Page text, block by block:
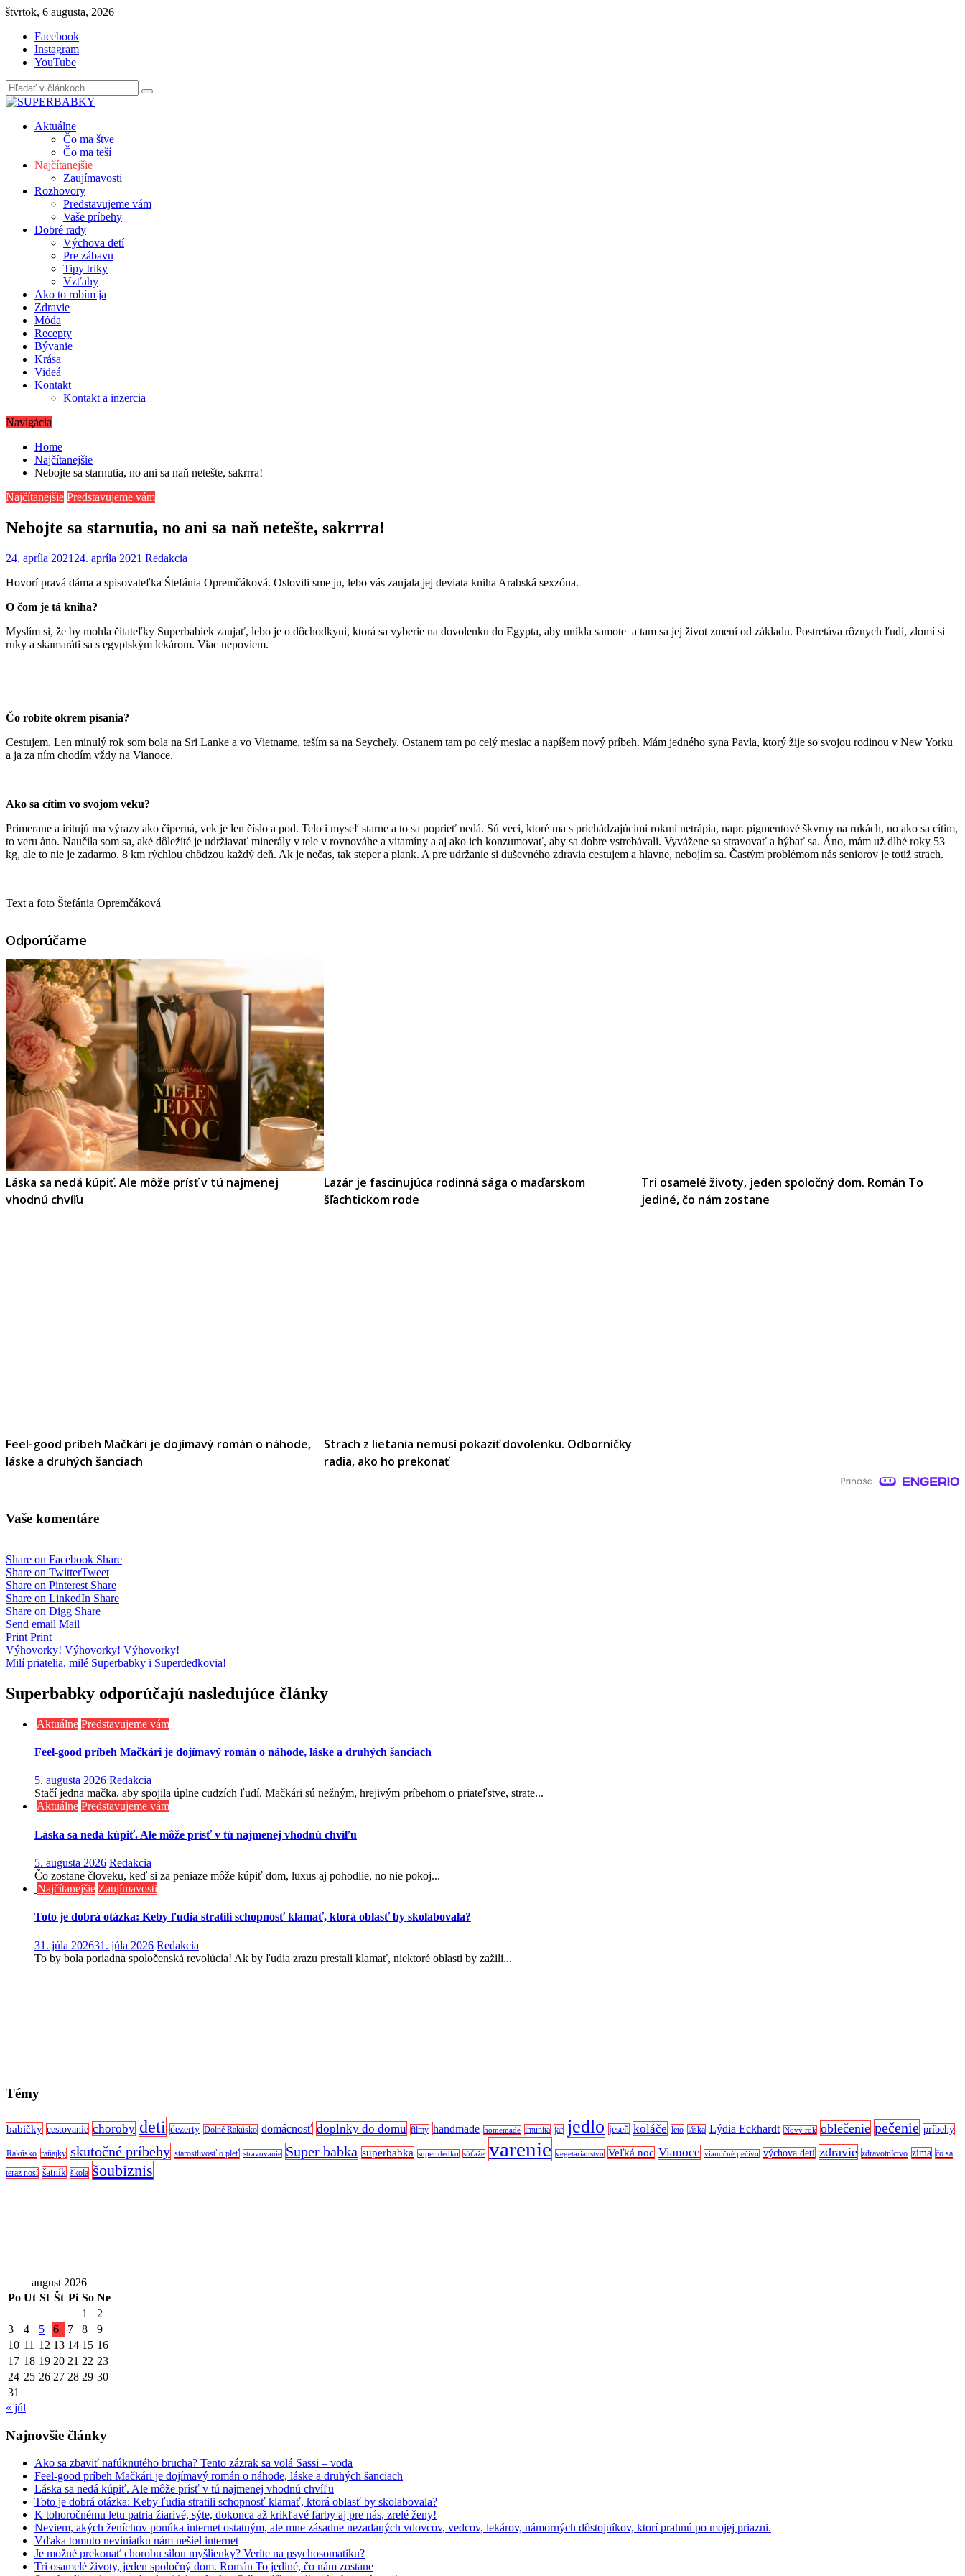
Skip
content
štvrtok, 6 augusta, 2026
Facebook
Instagram
YouTube
Aktuálne
Čo ma štve
Čo ma teší
Najčítanejšie
Zaujímavosti
Rozhovory
Predstavujeme vám
Vaše príbehy
Dobré rady
Výchova detí
Pre zábavu
Tipy triky
Vzťahy
Ako to robím ja
Zdravie
Móda
Recepty
Bývanie
Krása
Videá
Kontakt
Kontakt a inzercia
Navigácia
Home
Najčítanejšie
Nebojte sa starnutia, no ani sa naň netešte, sakrrra!
Najčítanejšie Predstavujeme vám
Nebojte sa starnutia, no ani sa naň netešte, sakrrra!
24. apríla 2021 24. apríla 2021 Redakcia
Hovorí pravá dáma a spisovateľka Štefánia Opremčáková. Oslovili sme ju, lebo vás zaujala jej deviata kniha Arabská sexzóna.
O čom je tá kniha?
Myslím si, že by mohla čitateľky Superbabiek zaujať, lebo je o dôchodkyni, ktorá sa vyberie na dovolenku do Egypta, aby unikla samote a tam sa jej život zmení od základu. Postretáva rôznych ľudí, zlomí si
ruky a skamaráti sa s egyptským lekárom. Viac nepoviem.
Čo robíte okrem písania?
Cestujem. Len minulý rok som bola na Sri Lanke a vo Vietname, teším sa na Seychely. Ostanem tam po celý mesiac a napíšem nový príbeh. Mám jedného syna Pavla, ktorý žije so svojou rodinou v New Yorku
a ja za ním chodím vždy na Vianoce.
Ako sa cítim vo svojom veku?
Primerane a iritujú ma výrazy ako čiperná, vek je len číslo a pod. Telo i myseľ starne a to sa poprieť nedá. Sú veci, ktoré ma s prichádzajúcimi rokmi netrápia, napr. pigmentové škvrny na rukách, no ako sa cítim,
to veru áno. Naučila som sa, aké dôležité je udržiavať minerály v tele v rovnováhe a vitamíny a aj ako ich konzumovať, aby sa dobre vstrebávali. Vyvážene sa stravovať a hýbať sa. Áno, mám už dlhé roky 53
kg, ale to nie je zadarmo. 8 km rýchlou chôdzou každý deň. Ak je nečas, tak steper a plank. A pre udržanie si duševného zdravia cestujem a hlavne, nebojím sa. Častým problémom nás seniorov je totiž strach.
Text a foto Štefánia Opremčáková
Odporúčame
Láska sa nedá kúpiť. Ale môže prísť v tú najmenej
vhodnú chvíľu
Lazár je fascinujúca rodinná sága o maďarskom
šľachtickom rode
Tri osamelé životy, jeden spoločný dom. Román To
jediné, čo nám zostane
Feel-good príbeh Mačkári je dojímavý román o náhode,
láske a druhých šanciach
Strach z lietania nemusí pokaziť dovolenku. Odborníčky
radia, ako ho prekonať
Vaše komentáre
Share on Facebook Share
Share on TwitterTweet
Share on Pinterest Share
Share on LinkedIn Share
Share on Digg Share
Send email Mail
Print Print
Navigácia
v
článku
Výhovorky! Výhovorky! Výhovorky!
Milí priatelia, milé Superbabky i Superdedkovia!
Superbabky odporúčajú nasledujúce články
Aktuálne Predstavujeme vám
Feel-good príbeh Mačkári je dojímavý román o náhode, láske a druhých šanciach
5. augusta 2026 Redakcia
Stačí jedna mačka, aby spojila úplne cudzích ľudí. Mačkári sú nežným, hrejivým príbehom o priateľstve, strate...
Aktuálne Predstavujeme vám
Láska sa nedá kúpiť. Ale môže prísť v tú najmenej vhodnú chvíľu
5. augusta 2026 Redakcia
Čo zostane človeku, keď si za peniaze môže kúpiť dom, luxus aj pohodlie, no nie pokoj...
Najčítanejšie Zaujímavosti
Toto je dobrá otázka: Keby ľudia stratili schopnosť klamať, ktorá oblasť by skolabovala?
31. júla 202631. júla 2026 Redakcia
To by bola poriadna spoločenská revolúcia! Ak by ľudia zrazu prestali klamať, niektoré oblasti by zažili...
Témy
babičky cestovanie choroby deti dezerty Dolné Rakúsko domácnosť doplnky do domu filmy handmade homemade imunita jar jedlo jeseň koláče leto láska Lýdia Eckhardt Nový rok oblečenie pečenie príbehy
Rakúsko raňajky skutočné príbehy starostlivosť o pleť stravovanie Super babka superbabka super dedko súťaže varenie vegetariánstvo Veľká noc Vianoce vianočné pečivo výchova detí zdravie zdravotníctvo zima čo sa
teraz nosí šatník škola šoubiznis
august 2026
Po Ut St Št Pi So Ne
1
2
3
4 5 6 7 8
9
10 11 12 13 14 15 16
17 18 19 20 21 22 23
24 25 26 27 28 29 30
31
« júl
Najnovšie články
Ako sa zbaviť nafúknutého brucha? Tento zázrak sa volá Sassi – voda
Feel-good príbeh Mačkári je dojímavý román o náhode, láske a druhých šanciach
Láska sa nedá kúpiť. Ale môže prísť v tú najmenej vhodnú chvíľu
Toto je dobrá otázka: Keby ľudia stratili schopnosť klamať, ktorá oblasť by skolabovala?
K tohoročnému letu patria žiarivé, sýte, dokonca až krikľavé farby aj pre nás, zrelé ženy!
Neviem, akých ženíchov ponúka internet ostatným, ale mne zásadne nezadaných vdovcov, vedcov, lekárov, námorných dôstojníkov, ktorí prahnú po mojej priazni.
Vďaka tomuto neviniatku nám nešiel internet
Je možné prekonať chorobu silou myšlienky? Veríte na psychosomatiku?
Tri osamelé životy, jeden spoločný dom. Román To jediné, čo nám zostane